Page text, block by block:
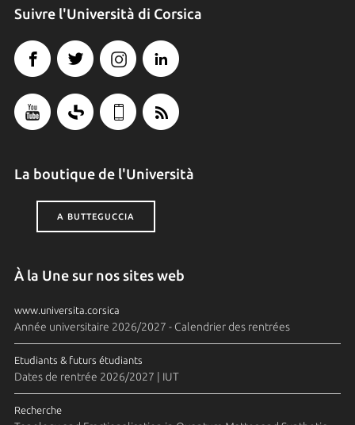
Suivre l'Università di Corsica
La boutique de l'Università
A BUTTEGUCCIA
À la Une sur nos sites web
www.universita.corsica
Année universitaire 2026/2027 - Calendrier des rentrées
Etudiants & futurs étudiants
Dates de rentrée 2026/2027 | IUT
Recherche